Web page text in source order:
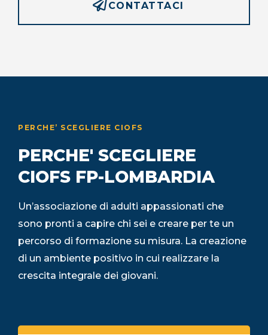
CONTATTACI
PERCHE’ SCEGLIERE CIOFS
PERCHE' SCEGLIERE
CIOFS FP-LOMBARDIA
Un’associazione di adulti appassionati che
sono pronti a capire chi sei e creare per te un
percorso di formazione su misura. La creazione
di un ambiente positivo in cui realizzare la
crescita integrale dei giovani.